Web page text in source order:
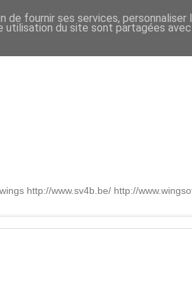
http://www.sv4b.be/ http://
fournir ses services, personnaliser
du site sont partagées